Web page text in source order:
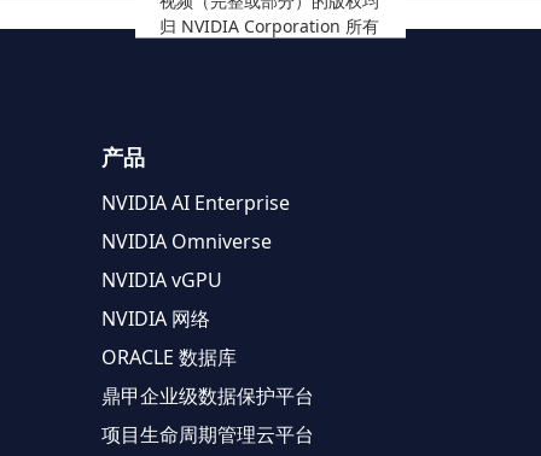
归 NVIDIA Corporation 所有
产品
NVIDIA AI Enterprise
NVIDIA Omniverse
NVIDIA vGPU
NVIDIA 网络
ORACLE 数据库
鼎甲企业级数据保护平台
项目生命周期管理云平台